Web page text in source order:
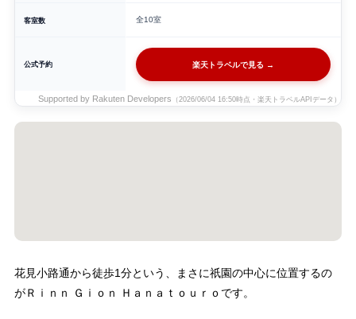
客室数 全10室
公式予約 楽天トラベルで見る →
Supported by Rakuten Developers （2026/06/04 16:50時点・楽天トラベルAPIデータ）
花見小路通から徒歩1分という、まさに祇園の中心に位置するの
がＲｉｎｎ Ｇｉｏｎ Ｈａｎａｔｏｕｒｏです。